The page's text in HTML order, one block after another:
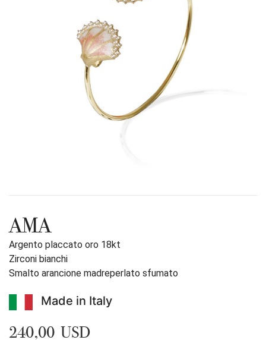
AMA
Argento placcato oro 18kt
Zirconi bianchi
Smalto arancione madreperlato sfumato
Made in Italy
240,00 USD